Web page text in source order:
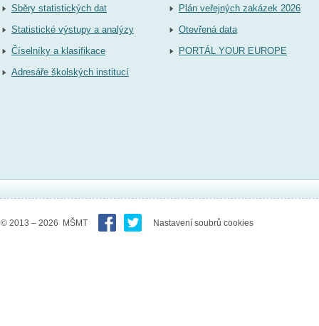
Sběry statistických dat
Statistické výstupy a analýzy
Číselníky a klasifikace
Adresáře školských institucí
Plán veřejných zakázek 2026
Otevřená data
PORTÁL YOUR EUROPE
© 2013 – 2026 MŠMT Nastavení soubrů cookies